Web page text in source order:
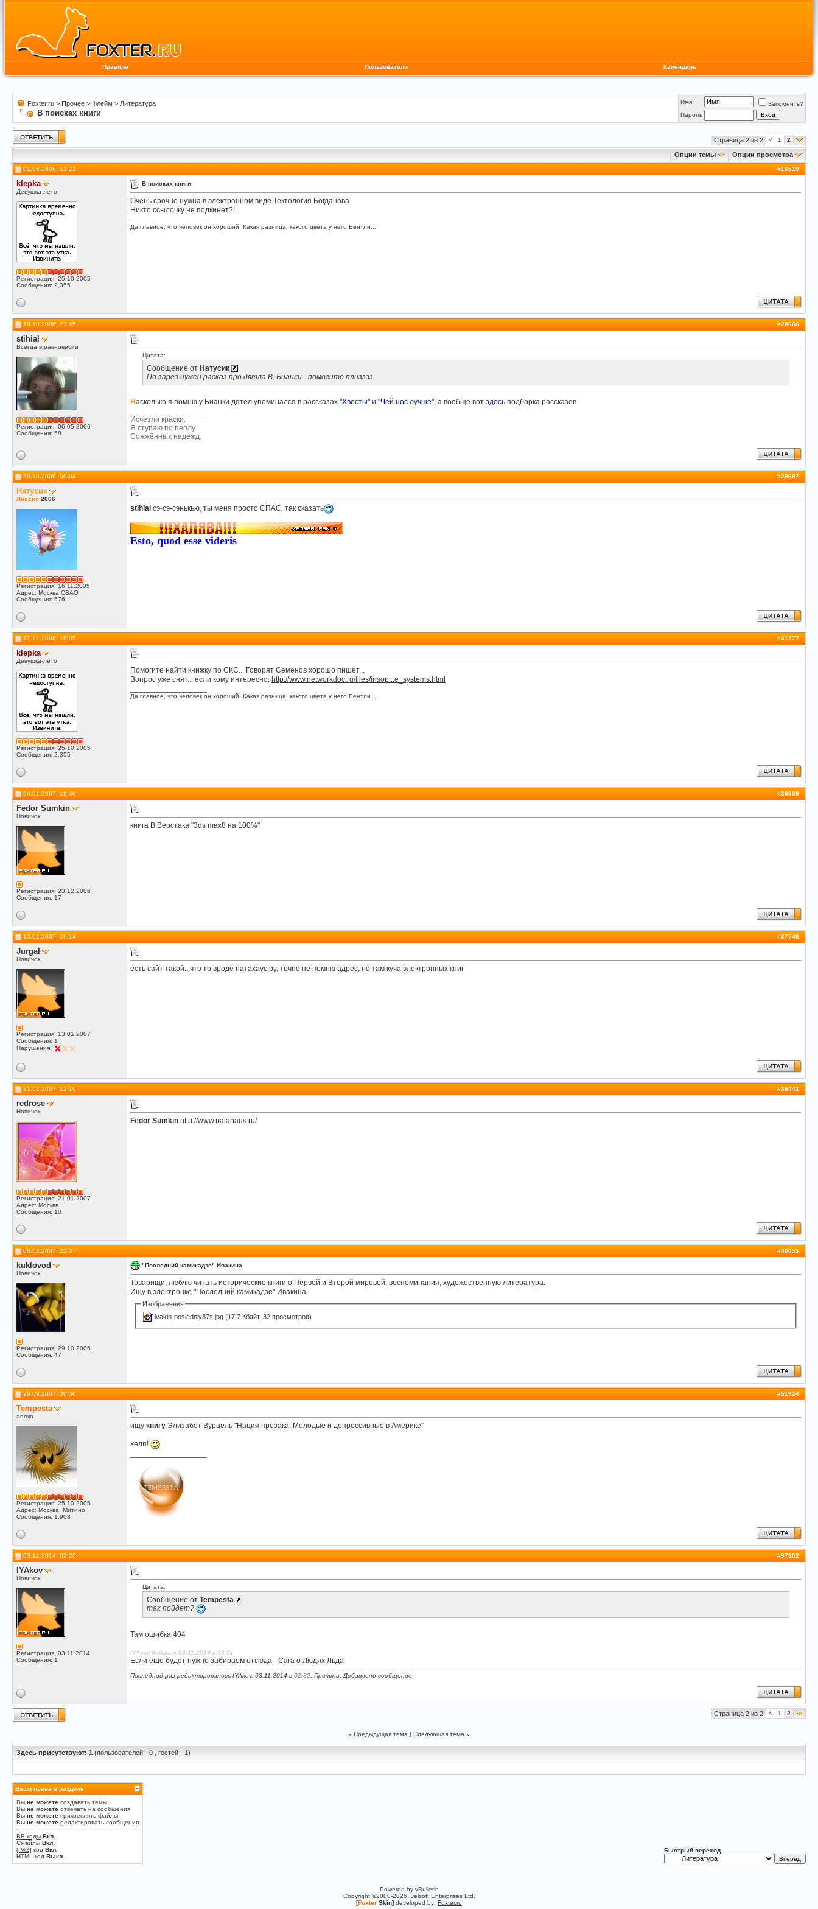
Правила Пользователи Календарь
Foxter.ru > Прочее > Флейм > Литература
В поисках книги
Имя
Запомнить?
Пароль
Страница 2 из 2 < 1 2
Опции темы Опции просмотра
01.06.2006, 11:21 #16519
klepka
Девушка-лето
Регистрация: 25.10.2005
Сообщения: 2,355
В поисках книги
Очень срочно нужна в электронном виде Тектология Богданова.
Никто ссылочку не подкинет?!
Да главное, что человек он хороший! Какая разница, какого цвета у него Бентли...
19.10.2006, 21:45 #28666
stihial
Всегда в равновесии
Регистрация: 06.05.2006
Сообщения: 58
Цитата:
Сообщение от Натусик
По зарез нужен расказ про дятла В. Бианки - помогите плизззз
Насколько я помню у Бианки дятел упоминался в рассказах "Хвосты" и "Чей нос лучше", а вообще вот здесь подборка рассказов.
Исчезли краски.
Я ступаю по пеплу
Сожжённых надежд.
20.10.2006, 09:04 #28687
Натусик
Лиссис 2006
Регистрация: 16.11.2005
Адрес: Москва СВАО
Сообщения: 576
stihial сэ-сэ-сэнькью, ты меня просто СПАС, так сказать
Esto, quod esse videris
17.11.2006, 16:05 #31777
klepka
Девушка-лето
Регистрация: 25.10.2005
Сообщения: 2,355
Помогите найти книжку по СКС... Говорят Семенов хорошо пишет...
Вопрос уже снят... если кому интересно: http://www.networkdoc.ru/files/insop...e_systems.html
Да главное, что человек он хороший! Какая разница, какого цвета у него Бентли...
04.01.2007, 18:40 #36969
Fedor Sumkin
Новичок
Регистрация: 23.12.2006
Сообщения: 17
книга В.Верстака "3ds max8 на 100%"
13.01.2007, 19:14 #37746
Jurgal
Новичок
Регистрация: 13.01.2007
Сообщения: 1
Нарушения:
есть сайт такой.. что то вроде натахаус.ру, точно не помню адрес, но там куча электронных книг
21.01.2007, 12:16 #38441
redrose
Новичок
Регистрация: 21.01.2007
Адрес: Москва
Сообщения: 10
Fedor Sumkin http://www.natahaus.ru/
06.02.2007, 22:07 #40053
kuklovod
Новичок
Регистрация: 29.10.2006
Сообщения: 47
"Последний камикадзе" Ивакина
Товарищи, люблю читать исторические книги о Первой и Второй мировой, воспоминания, художественную литература.
Ищу в электронке "Последний камикадзе" Ивакина
Изображения
ivakin-posledniy87s.jpg (17.7 Кбайт, 32 просмотров)
29.09.2007, 20:36 #51924
Tempesta
admin
Регистрация: 25.10.2005
Адрес: Москва, Митино
Сообщения: 1,908
ищу книгу Элизабет Вурцель "Нация прозака. Молодые и депрессивные в Америке"
хелп!
03.11.2014, 02:20 #97102
IYAkov
Новичок
Регистрация: 03.11.2014
Сообщения: 1
Цитата:
Сообщение от Tempesta
так пойдет?
Там ошибка 404
IYAkov добавил 03.11.2014 в 03:31
Если еще будет нужно забираем отсюда - Сага о Людях Льда
Последний раз редактировалось IYAkov, 03.11.2014 в 02:32 . Причина: Добавлено сообщение
Страница 2 из 2 < 1 2
« Предыдущая тема | Следующая тема »
Здесь присутствуют: 1 (пользователей - 0 , гостей - 1)
Ваши права в разделе
Вы не можете создавать темы
Вы не можете отвечать на сообщения
Вы не можете прикреплять файлы
Вы не можете редактировать сообщения
BB-коды Вкл.
Смайлы Вкл.
[IMG] код Вкл.
HTML код Выкл.
Быстрый переход
Powered by vBulletin
Copyright ©2000-2026, Jelsoft Enterprises Ltd
[Foxter Skin] developed by: Foxter.ru